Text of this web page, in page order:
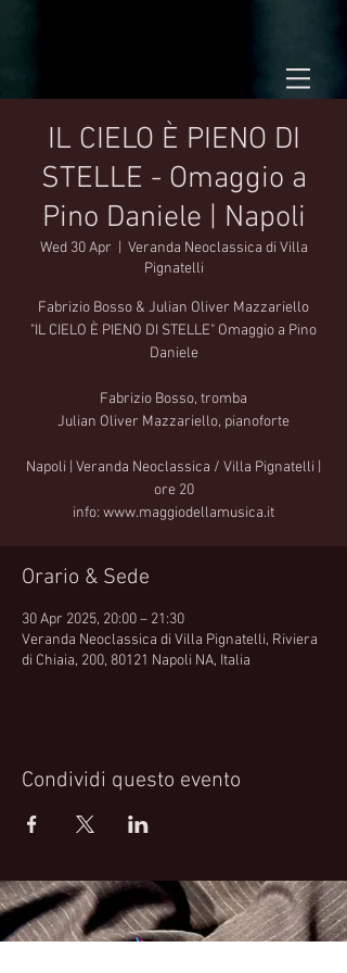
IL CIELO È PIENO DI
STELLE - Omaggio a
Pino Daniele | Napoli
Wed 30 Apr
Veranda Neoclassica di Villa
Pignatelli
Fabrizio Bosso & Julian Oliver Mazzariello
"IL CIELO È PIENO DI STELLE" Omaggio a Pino
Daniele
Fabrizio Bosso, tromba
Julian Oliver Mazzariello, pianoforte
Napoli | Veranda Neoclassica / Villa Pignatelli |
ore 20
info: www.maggiodellamusica.it
Orario & Sede
30 Apr 2025, 20:00 – 21:30
Veranda Neoclassica di Villa Pignatelli, Riviera
di Chiaia, 200, 80121 Napoli NA, Italia
Condividi questo evento